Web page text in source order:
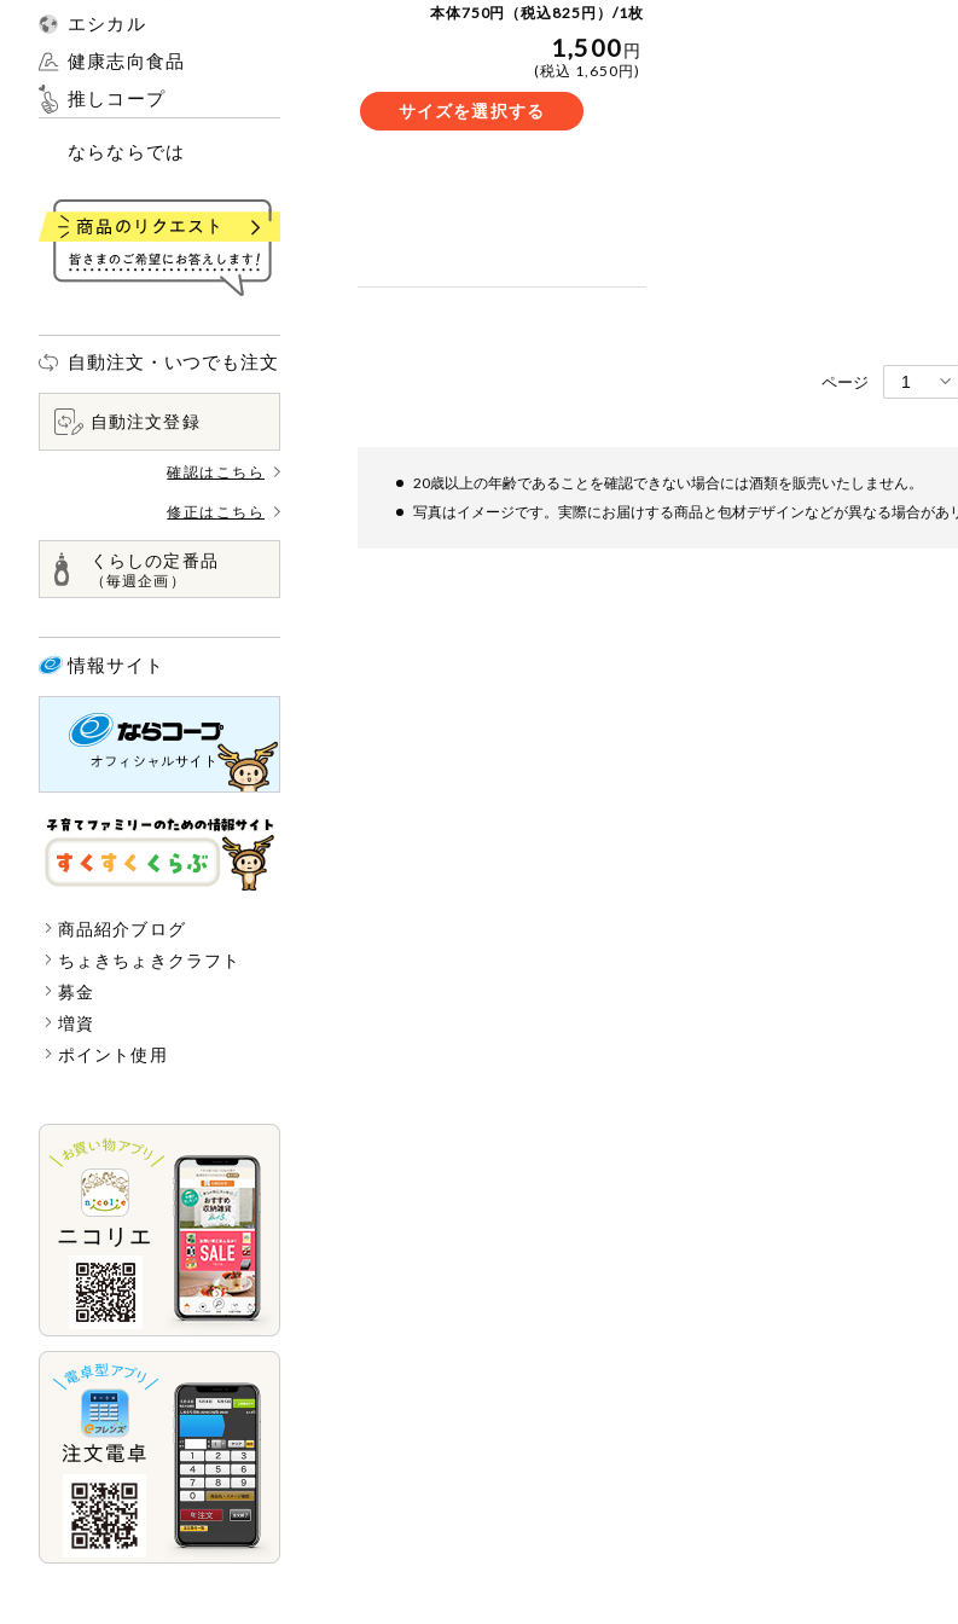
エシカル
健康志向食品
推しコープ
ならならでは
自動注文・いつでも注文
自動注文登録
確認はこちら
修正はこちら
くらしの定番品
（毎週企画）
情報サイト
商品紹介ブログ
ちょきちょきクラフト
募金
増資
ポイント使用
本体750円（税込825円）/1枚
1,500円
(税込 1,650円)
サイズを選択する
ページ
20歳以上の年齢であることを確認できない場合には酒類を販売いたしません。
写真はイメージです。実際にお届けする商品と包材デザインなどが異なる場合があ